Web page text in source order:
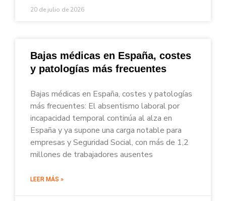
20 de julio de 2026
Bajas médicas en España, costes
y patologías más frecuentes
Bajas médicas en España, costes y patologías
más frecuentes: El absentismo laboral por
incapacidad temporal continúa al alza en
España y ya supone una carga notable para
empresas y Seguridad Social, con más de 1,2
millones de trabajadores ausentes
LEER MÁS »